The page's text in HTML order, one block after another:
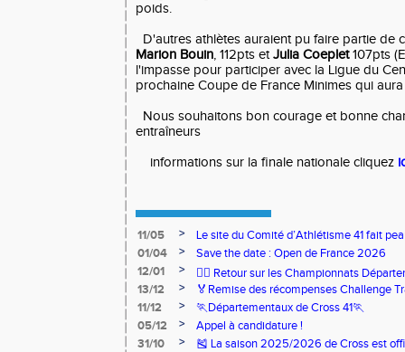
poids.
D'autres athlètes auraient pu faire partie de
Marion Bouin, 112pts etJulia Coeplet107pts
l'impasse pour participer avec la Ligue du
prochaine Coupe de France Minimes qui
Nous souhaitons bon courage et bonne
entraîneurs
informations sur la finale nationale cliquez
11/05 >
Le site du Comité d’Athlétisme 41 fait
01/04
>
Save the date : Open de France 2026
12/01
>
🏃‍♂️ Retour sur les Championnats
13/12
>
🏅Remise des récompenses Challenge
11/12
>
🏃Départementaux de Cross 41🏃
05/12
>
Appel à candidature !
31/10
>
🎽 La saison 2025/2026 de Cross est